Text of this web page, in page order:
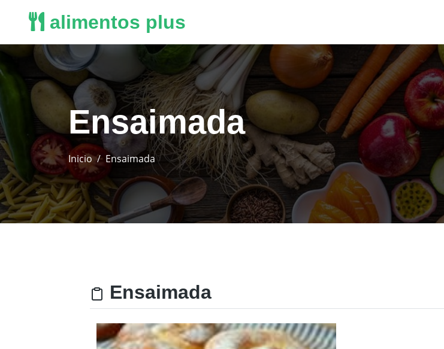
alimentos plus
Ensaimada
Inicio Ensaimada
Ensaimada